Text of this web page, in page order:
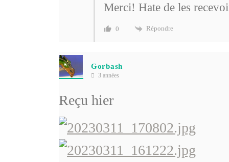
Merci! Hate de les
0 Répondre
Gorbash
3 années
Reçu hier